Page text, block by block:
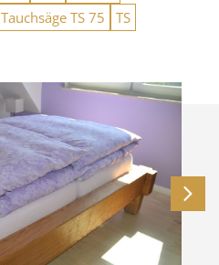
Tauchsäge TS 75 TS